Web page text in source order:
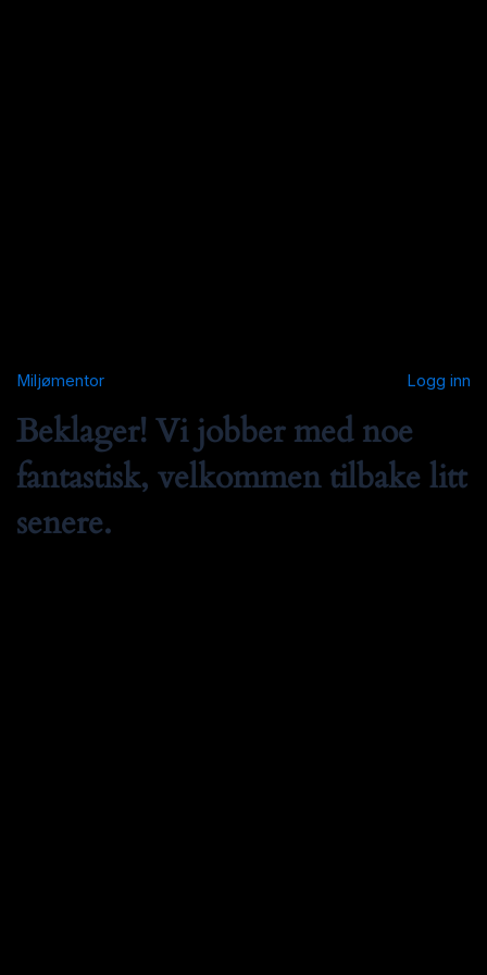
Miljømentor Logg inn
Beklager! Vi jobber med noe
fantastisk, velkommen tilbake litt
senere.